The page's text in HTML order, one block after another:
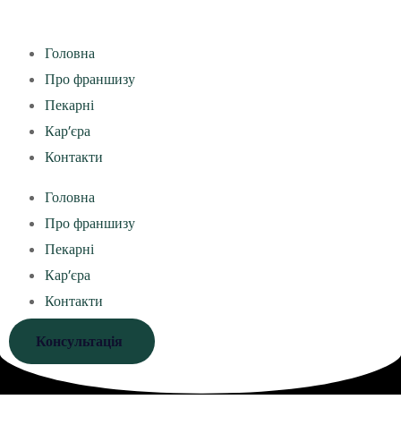
Головна
Про франшизу
Пекарні
Кар’єра
Контакти
Головна
Про франшизу
Пекарні
Кар’єра
Контакти
Консультація